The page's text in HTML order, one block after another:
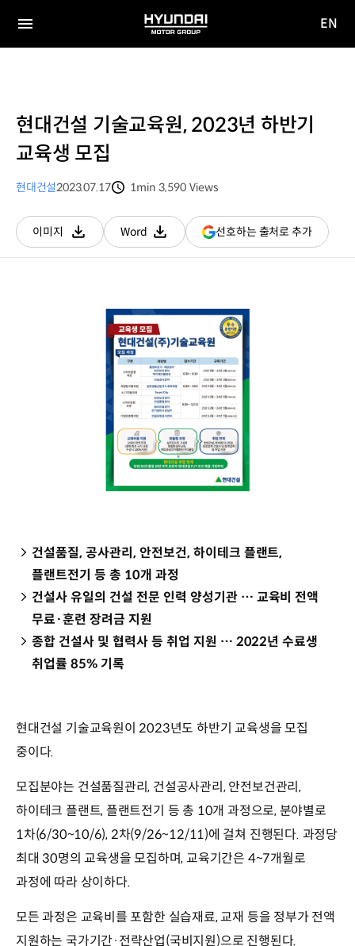
전체
HYUNDAI
MOTOR
EN
현대건설 기술교육원, 2023년 하반기
교육생 모집
현대건설2023.07.17
1min 3,590 Views
이미지
다운로드
Word
다운로드
선호하는 출처로 추가(새
창
건설품질, 공사관리, 안전보건, 하이테크 플랜트,
플랜트전기 등 총 10개 과정
건설사 유일의 건설 전문 인력 양성기관 … 교육비 전액
무료·훈련 장려금 지원
종합 건설사 및 협력사 등 취업 지원 … 2022년 수료생
취업률 85% 기록
현대건설 기술교육원이 2023년도 하반기 교육생을 모집
중이다.
모집분야는 건설품질관리, 건설공사관리, 안전보건관리,
하이테크 플랜트, 플랜트전기 등 총 10개 과정으로, 분야별로
1차(6/30~10/6), 2차(9/26~12/11)에 걸쳐 진행된다. 과정당
최대 30명의 교육생을 모집하며, 교육기간은 4~7개월로
과정에 따라 상이하다.
모든 과정은 교육비를 포함한 실습재료, 교재 등을 정부가 전액
지원하는 국가기간·전략산업(국비지원)으로 진행된다.